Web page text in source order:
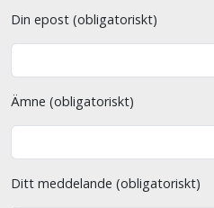
Din epost (obligatoriskt)
Ämne (obligatoriskt)
Ditt meddelande (obligatoriskt)